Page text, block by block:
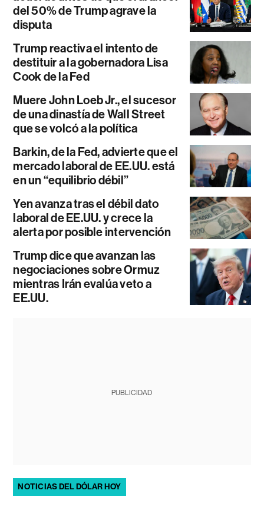
del 50% de Trump agrave la
disputa
Trump reactiva el intento de
destituir a la gobernadora Lisa
Cook de la Fed
Muere John Loeb Jr., el sucesor
de una dinastía de Wall Street
que se volcó a la política
Barkin, de la Fed, advierte que el
mercado laboral de EE.UU. está
en un “equilibrio débil”
Yen avanza tras el débil dato
laboral de EE.UU. y crece la
alerta por posible intervención
Trump dice que avanzan las
negociaciones sobre Ormuz
mientras Irán evalúa veto a
EE.UU.
PUBLICIDAD
NOTICIAS DEL DÓLAR HOY